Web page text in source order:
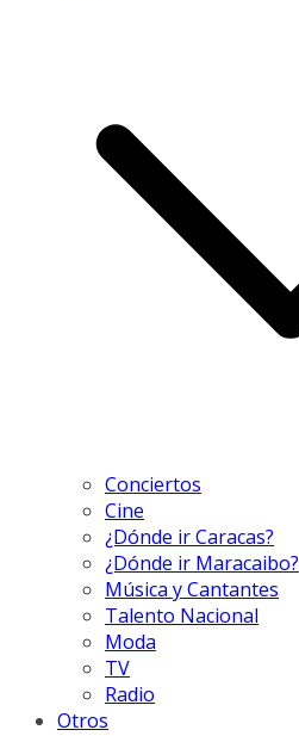
Conciertos
Cine
¿Dónde ir Caracas?
¿Dónde ir Maracaibo?
Música y Cantantes
Talento Nacional
Moda
TV
Radio
Otros